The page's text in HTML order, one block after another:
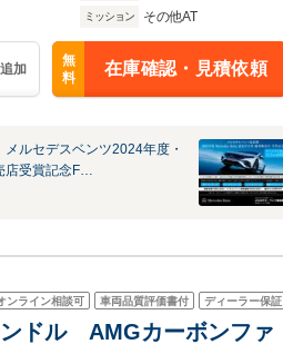
ミッション その他AT
加
無
料
在庫確認・見積依頼
メルセデスベンツ2024年度・
店受賞記念F…
ンライン相談可 車両品質評価書付 ディーラー保証
ンドル AMGカーボンファ